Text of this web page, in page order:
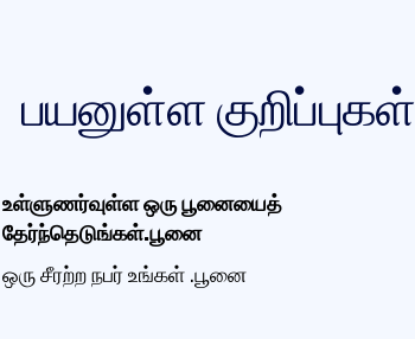
பயனுள்ள குறிப்புகள்
உள்ளுணர்வுள்ள ஒரு பூனையைத்
தேர்ந்தெடுங்கள்.பூனை
ஒரு சீரற்ற நபர் உங்கள் .பூனை